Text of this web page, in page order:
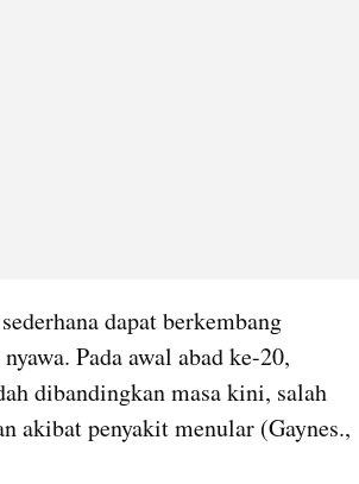
dapat berkembang
Pada awal abad ke-20,
dibandingkan masa kini, salah
akibat penyakit menular (Gaynes.,